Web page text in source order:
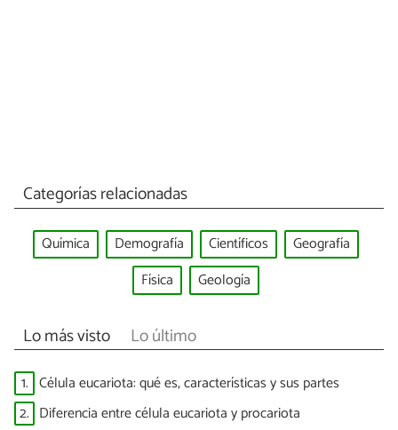
Categorías relacionadas
Química Demografía Científicos
Geografía
Física
Geología
Lo más visto Lo último
1. Célula eucariota: qué es, características y sus partes
2. Diferencia entre célula eucariota y procariota